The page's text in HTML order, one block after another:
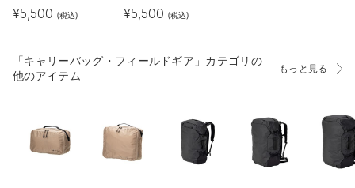
¥5,500 (税込) ¥5,500 (税込)
「キャリーバッグ・フィールドギア」カテゴリの
他のアイテム
もっと見る